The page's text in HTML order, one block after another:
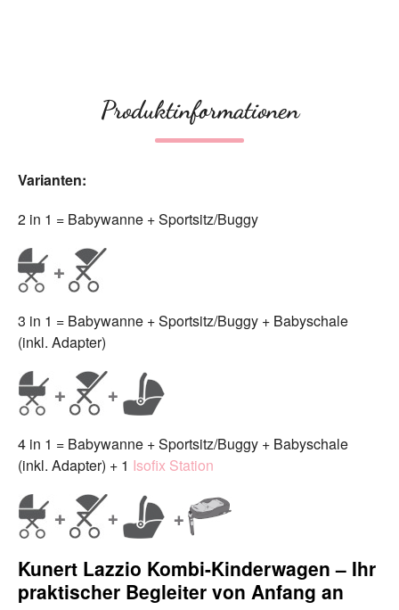
Produktinformationen
Varianten:
2 in 1 = Babywanne + Sportsitz/Buggy
3 in 1 = Babywanne + Sportsitz/Buggy + Babyschale
(inkl. Adapter)
4 in 1 = Babywanne + Sportsitz/Buggy + Babyschale
(inkl. Adapter) + 1 Isofix Station
Kunert Lazzio Kombi-Kinderwagen – Ihr
praktischer Begleiter von Anfang an